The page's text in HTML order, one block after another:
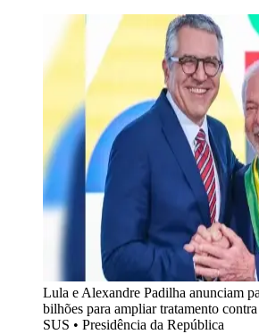
Lula e Alexandre Padilha anunciam
bilhões para ampliar tratamento
SUS • Presidência da República